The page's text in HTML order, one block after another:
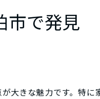
市で発見
大きな魅力です。特